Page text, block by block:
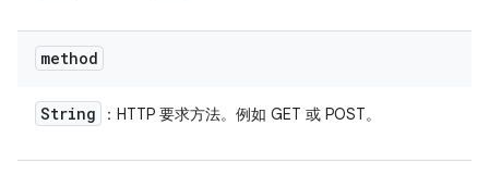
method
String ：HTTP 要求方法。例如 GET 或 POST。